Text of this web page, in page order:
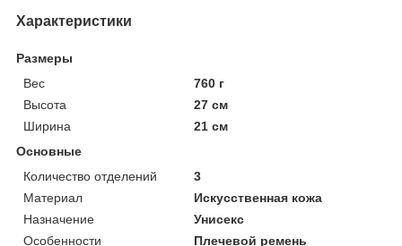
Характеристики
Размеры
Вес
760 г
Высота
27 см
Ширина
21 см
Основные
Количество отделений
3
Материал
Искусственная кожа
Назначение
Унисекс
Особенности
Плечевой ремень